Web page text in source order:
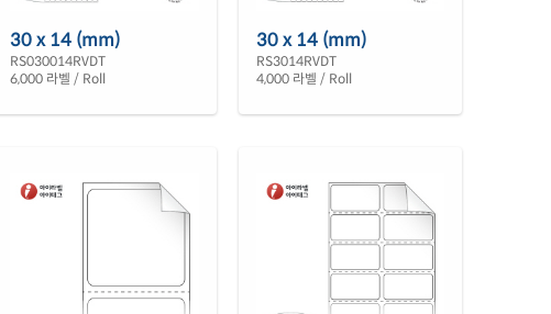
30 x 14 (mm)
RS030014RVDT
6,000 라벨 / Roll
30 x 14 (mm)
RS3014RVDT
4,000 라벨 / Roll